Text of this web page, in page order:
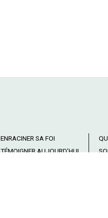
ENRACINER SA FOI
TÉMOIGNER AUJOURD’HUI